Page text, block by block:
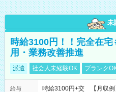
未
時給3100円！！完全在
用・業務改善推進
派遣 社会人未経験OK ブランク
給与
時給3100円+交 【月収例